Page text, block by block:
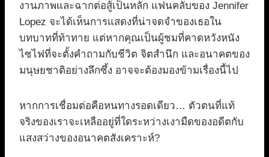
งานภาพและฉากต่อสู้เป็นหลัก แฟนคลับของ Jennifer
Lopez จะได้เห็นการแสดงที่น่าจดจำของเธอใน
บทบาทที่ท้าทาย แต่หากคุณเป็นผู้ชมที่คาดหวังหนัง
ไซไฟที่จะตั้งคำถามกับชีวิต จิตสำนึก และอนาคตของ
มนุษยชาติอย่างลึกซึ้ง อาจจะต้องมองข้ามเรื่องนี้ไป
หากการเชื่อมต่อคือหนทางรอดเดียว… ตัวตนที่แท้
จริงของเราจะเหลืออยู่ที่ใดระหว่างเงามืดของอดีตกับ
แสงสว่างของอนาคตสังเคราะห์?